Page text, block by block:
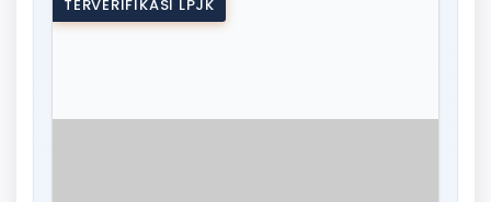
TERVERIFIKASI LPJK